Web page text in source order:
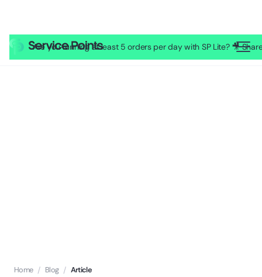
Are you running at least 5 orders per day with SP Lite? 🎥
Home / Blog / Article